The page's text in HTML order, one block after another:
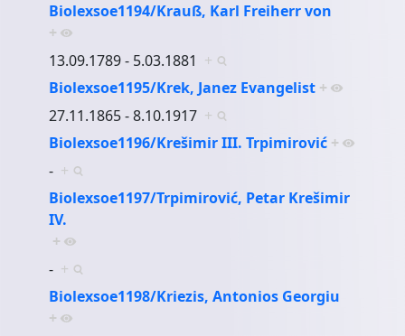
Biolexsoe1194/Krauß, Karl Freiherr von
+
13.09.1789 - 5.03.1881 +
Biolexsoe1195/Krek, Janez Evangelist +
27.11.1865 - 8.10.1917 +
Biolexsoe1196/Krešimir III. Trpimirović +
- +
Biolexsoe1197/Trpimirović, Petar Krešimir
IV.
+
- +
Biolexsoe1198/Kriezis, Antonios Georgiu
+